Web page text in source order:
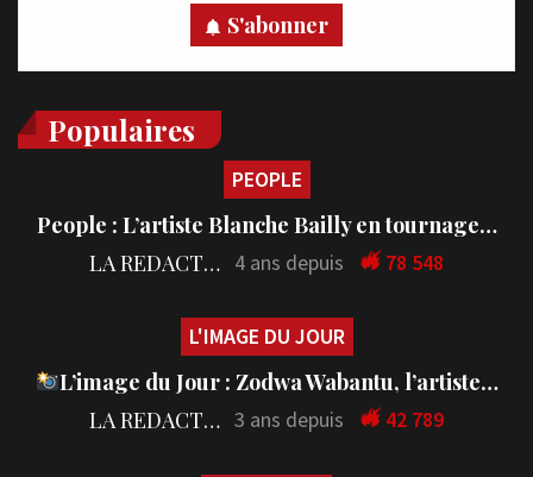
S'abonner
Populaires
PEOPLE
People : L’artiste Blanche Bailly en tournage…
LA REDACTION 4 ans depuis 78 548
L'IMAGE DU JOUR
L’image du Jour : Zodwa Wabantu, l’artiste…
LA REDACTION 3 ans depuis 42 789